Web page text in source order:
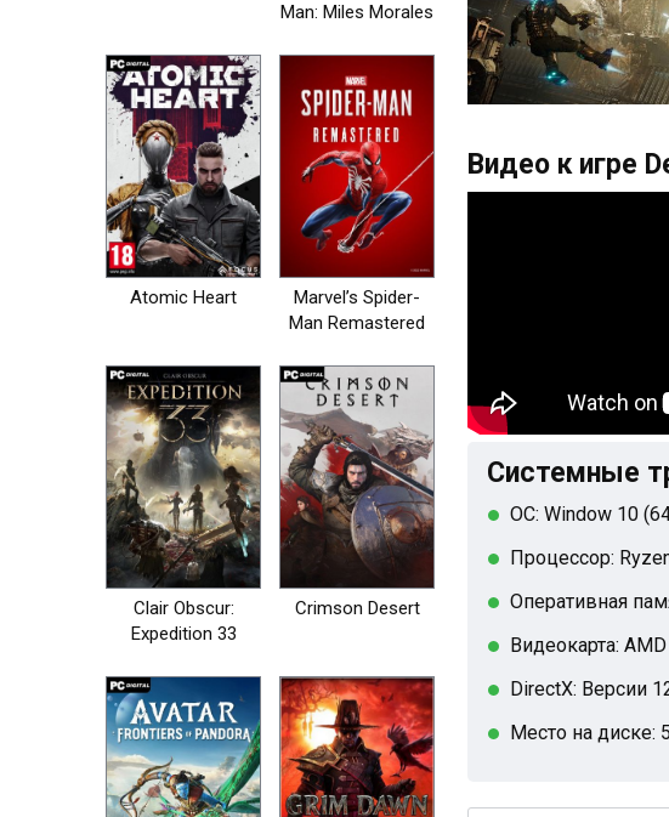
Man: Miles Morales
Atomic Heart
Marvel’s Spider-
Man Remastered
Clair Obscur:
Expedition 33
Crimson Desert
Видео к игре
Системные
ОС: Window 10
Процессор:
Оперативная
Видеокарта:
DirectX: Версии
Место на диске: